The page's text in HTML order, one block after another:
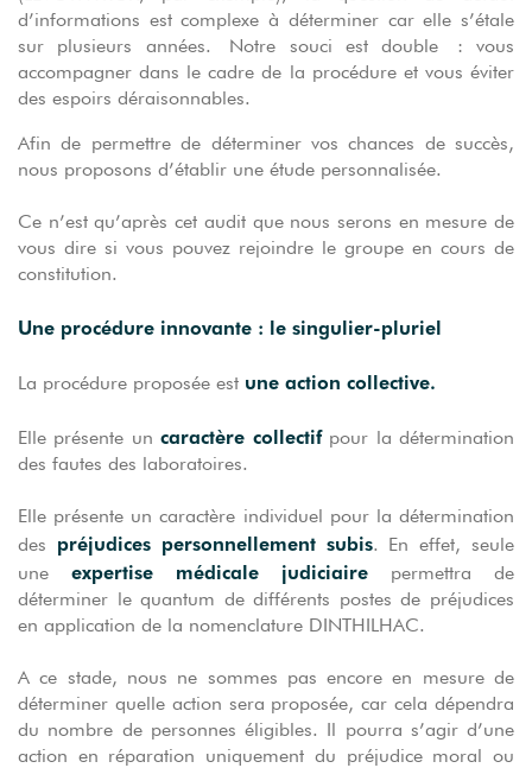
d’informations est complexe à déterminer car elle s’étale
sur plusieurs années. Notre souci est double : vous
accompagner dans le cadre de la procédure et vous éviter
des espoirs déraisonnables.
Afin de permettre de déterminer vos chances de succès,
nous proposons d’établir une étude personnalisée.
Ce n’est qu’après cet audit que nous serons en mesure de
vous dire si vous pouvez rejoindre le groupe en cours de
constitution.
Une procédure innovante : le singulier-pluriel
La procédure proposée est une action collective.
Elle présente uncaractère collectifpour la détermination
des fautes des laboratoires.
Elle présente un caractère individuel pour la détermination
des préjudices personnellement subis. En effet, seule
une expertise médicale judiciaire permettra de
déterminer le quantum de différents postes de préjudices
en application de la nomenclature DINTHILHAC.
A ce stade, nous ne sommes pas encore en mesure de
déterminer quelle action sera proposée, car cela dépendra
du nombre de personnes éligibles. Il pourra s’agir d’une
action en réparation uniquement du préjudice moral ou